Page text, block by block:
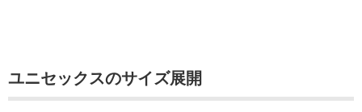
ユニセックスのサイズ展開